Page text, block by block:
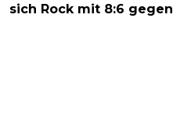
sich Rock mit 8:6 gegen